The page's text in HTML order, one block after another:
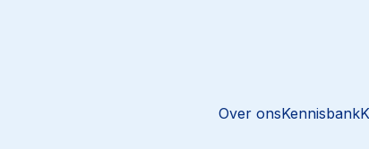
Over onsKennisbank